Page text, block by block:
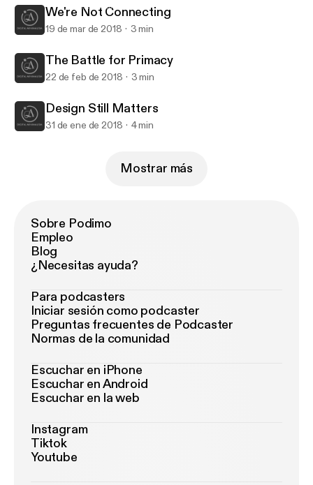
Digital Minimalism
We're Not Connecting
19 de mar de 2018 3 min
The Battle for Primacy
22 de feb de 2018 3 min
Design Still Matters
31 de ene de 2018 4 min
Mostrar más
Sobre Podimo
Empleo
Blog
¿Necesitas ayuda?
Para podcasters
Iniciar sesión como podcaster
Preguntas frecuentes de Podcaster
Normas de la comunidad
Escuchar en iPhone
Escuchar en Android
Escuchar en la web
Instagram
Tiktok
Youtube